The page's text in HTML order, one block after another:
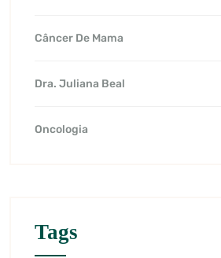
Câncer De Mama
Dra. Juliana Beal
Oncologia
Tags